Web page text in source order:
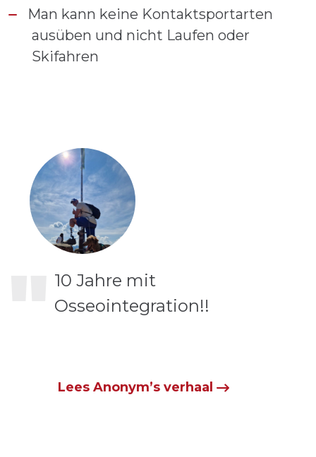
Man kann keine Kontaktsportarten
ausüben und nicht Laufen oder
Skifahren
10 Jahre mit
Osseointegration!!
Lees Anonym’s verhaal